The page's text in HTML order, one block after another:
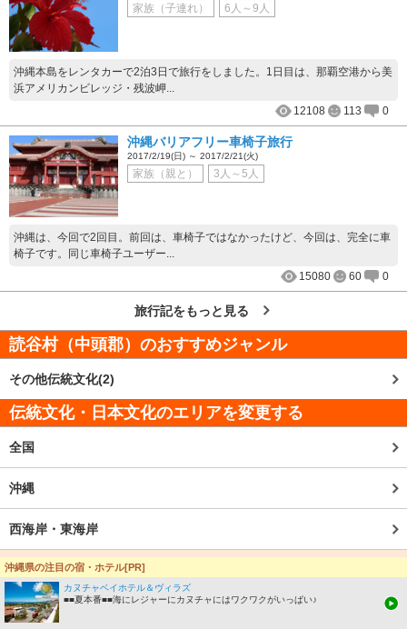
家族（子連れ） 6人～9人
沖縄本島をレンタカーで2泊3日で旅行をしました。1日目は、那覇空港から美
浜アメリカンビレッジ・残波岬...
12108
113 0
沖縄バリアフリー車椅子旅行
2017/2/19(日) ～ 2017/2/21(火)
家族（親と） 3人～5人
沖縄は、今回で2回目。前回は、車椅子ではなかったけど、今回は、完全に車
椅子です。同じ車椅子ユーザー...
15080
60 0
旅行記をもっと見る
読谷村（中頭郡） のおすすめジャンル
その他伝統文化(2)
伝統文化・日本文化のエリアを変更する
全国
沖縄
西海岸・東海岸
読谷村（中頭郡）
主要町村から探す
沖縄県の注目の宿・ホテル[PR]
カヌチャベイホテル＆ヴィラズ
■■夏本番■■海にレジャーにカヌチャにはワクワクがいっぱい♪